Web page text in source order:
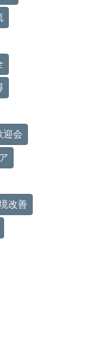
迎会
改善